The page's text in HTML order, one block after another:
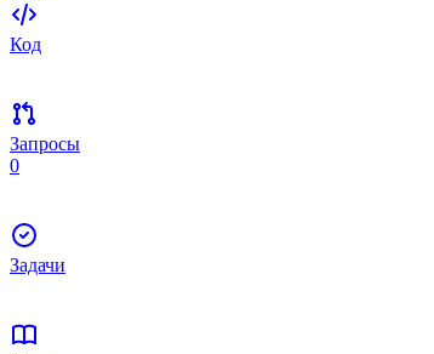
Код
Запросы
0
Задачи